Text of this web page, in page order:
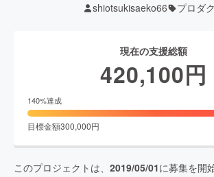
shiotsukisaeko66 プロダ
現在の支援総額
420,100円
140%達成
目標金額300,000円
このプロジェクトは、 2019/05/01に募集を開